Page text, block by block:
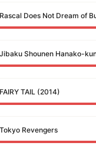
Does Not Dream of
Shounen Hanako-
TAIL (2014)
Revengers